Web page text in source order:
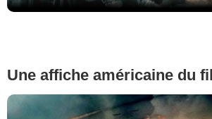
Une affiche américaine du